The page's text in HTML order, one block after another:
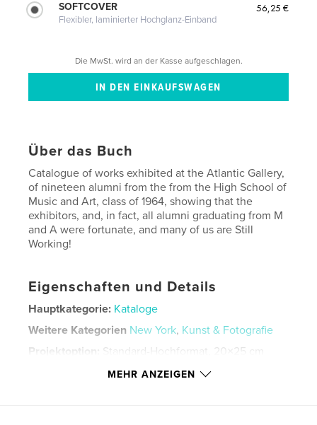
SOFTCOVER
Flexibler, laminierter Hochglanz-Einband
56,25 €
Die MwSt. wird an der Kasse aufgeschlagen.
Über das Buch
Catalogue of works exhibited at the Atlantic Gallery,
of nineteen alumni from the from the High School of
Music and Art, class of 1964, showing that the
exhibitors, and, in fact, all alumni graduating from M
and A were fortunate, and many of us are Still
Working!
Eigenschaften und Details
Hauptkategorie: Kataloge
Weitere Kategorien New York, Kunst & Fotografie
Projektoption: Standard-Hochformat, 20×25 cm
MEHR ANZEIGEN